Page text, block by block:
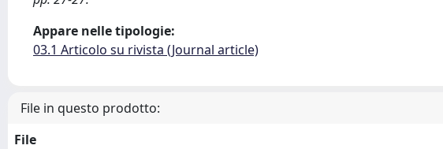
Appare nelle tipologie:
03.1 Articolo su rivista (Journal article)
File in questo prodotto:
File